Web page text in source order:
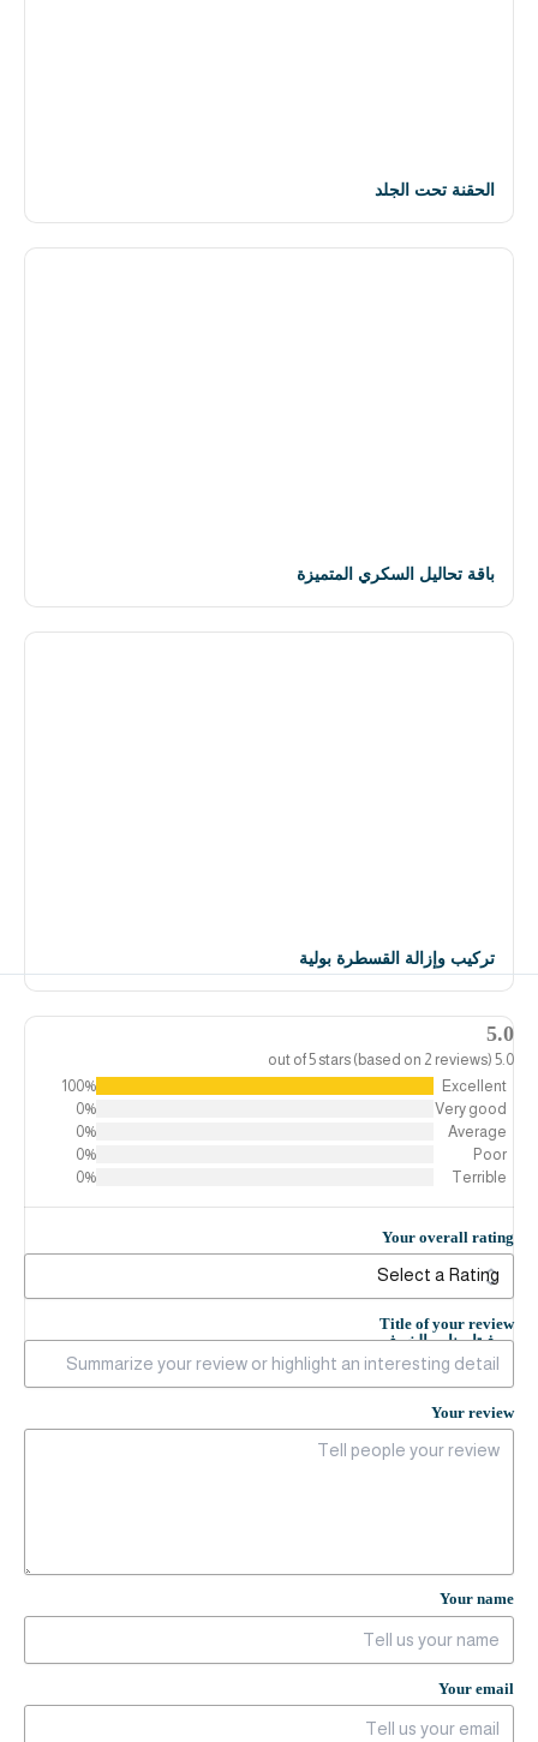
الحقنة تحت الجلد
باقة تحاليل السكري المتميزة
تركيب وإزالة القسطرة بولية
فيتامينات الخرف
5.0
5.0 out of 5 stars (based on 2 reviews)
Excellent
100%
Very good
0%
Average
0%
Poor
0%
Terrible
0%
Your overall rating
Title of your review
Your review
Your name
Your email